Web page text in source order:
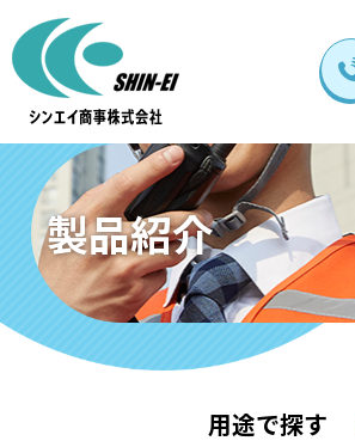
製品紹介
用途で探す